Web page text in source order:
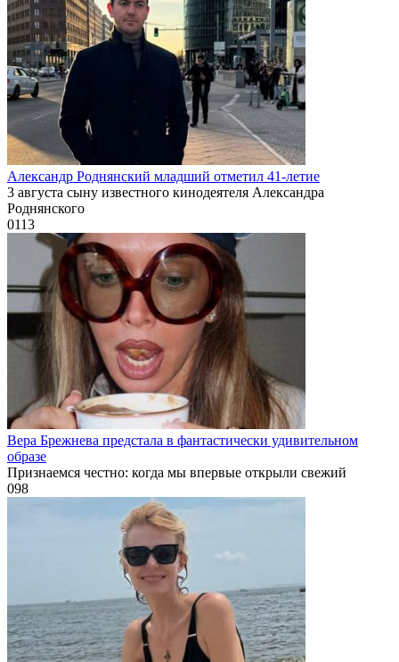
Александр Роднянский младший отметил 41-летие
3 августа сыну известного кинодеятеля Александра
Роднянского
0113
Вера Брежнева предстала в фантастически удивительном
образе
Признаемся честно: когда мы впервые открыли свежий
098